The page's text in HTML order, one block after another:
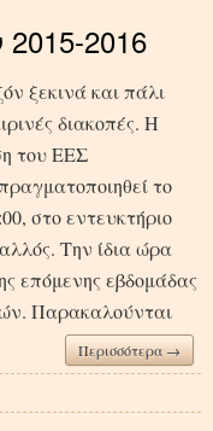
2016
ξεκινά και πάλι
διακοπές. Η
του ΕΕΣ
το
στο εντευκτήριο
Την ίδια ώρα
επόμενης εβδομάδας
Παρακαλούνται
Περισσότερα →